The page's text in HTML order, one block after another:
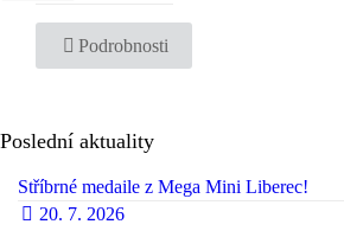
Podrobnosti
Poslední aktuality
Stříbrné medaile z Mega Mini Liberec!
20. 7. 2026